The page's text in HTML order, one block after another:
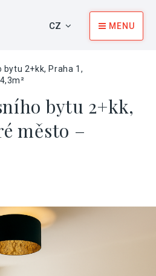
CZ MENU
bytu 2+kk, Praha 1,
bytu 2+kk,
město –